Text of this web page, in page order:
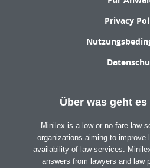
Privacy
Über was geht
Minilex is a low or no fare law
organizations aiming to improve
availability of law services.
answers from lawyers and law